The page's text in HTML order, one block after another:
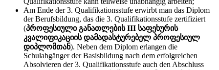
Am Ende der 3. Qualifikationsstufe erwirbt man das Diplom
der Berufsbildung, das die 3. Qualifikationsstufe zertifiziert
(პროფესიული განათლების III საფეხურის
კვალიფიკაციის დამადასტურებელ პროფესიულ
დიპლომთან). Neben dem Diplom erlangen die
Schulabgänger der Basisbildung nach dem erfolgreichen
Absolvieren der 3. Qualifikationsstufe auch den Abschluss